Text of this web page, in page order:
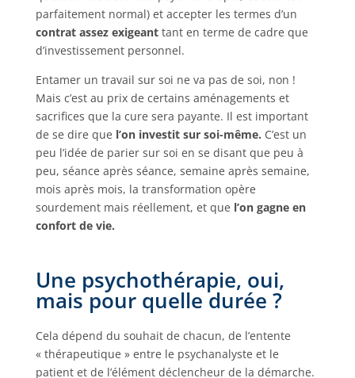
parfaitement normal) et accepter les termes d’un
contrat assez exigeanttant en terme de cadre que
d’investissement personnel.
Entamer un travail sur soi ne va pas de soi, non !
Mais c’est au prix de certains aménagements et
sacrifices que la cure sera payante. Il est important
de se dire que l’on investit sur soi-même. C’est un
peu l’idée de parier sur soi en se disant que peu à
peu, séance après séance, semaine après semaine,
mois après mois, la transformation opère
sourdement mais réellement, et que l’on gagne en
confort de vie.
Une psychothérapie, oui,
mais pour quelle durée ?
Cela dépend du souhait de chacun, de l’entente
« thérapeutique » entre le psychanalyste et le
patient et de l’élément déclencheur de la démarche.